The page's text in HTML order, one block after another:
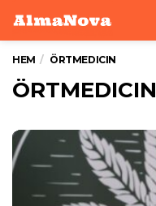
HEM ÖRTMEDICIN
ÖRTMEDICIN